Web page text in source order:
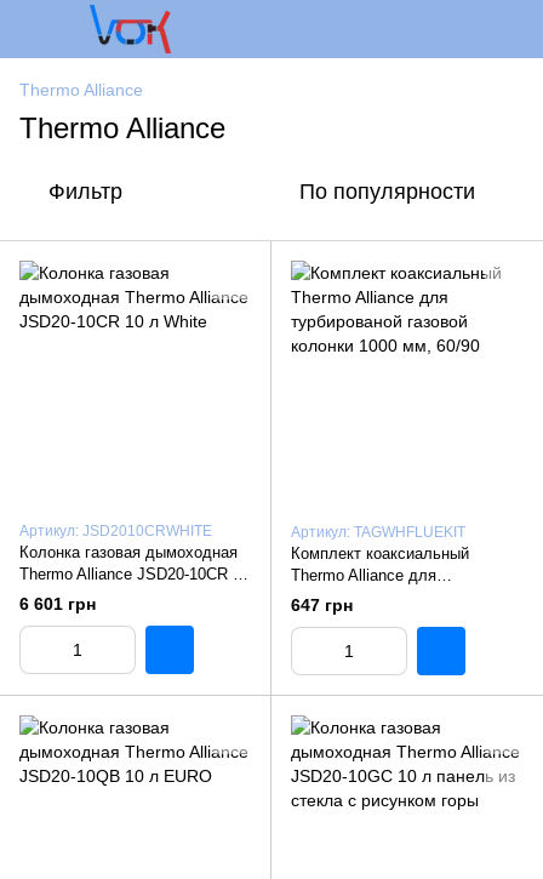
Thermo Alliance
Thermo Alliance
Фильтр По популярности
Артикул: JSD2010CRWHITE
Колонка газовая дымоходная
Thermo Alliance JSD20-10CR 10
л White
6 601 грн
Артикул: TAGWHFLUEKIT
Комплект коаксиальный
Thermo Alliance для
турбированой газовой колонки
1000 мм, 60/90
647 грн